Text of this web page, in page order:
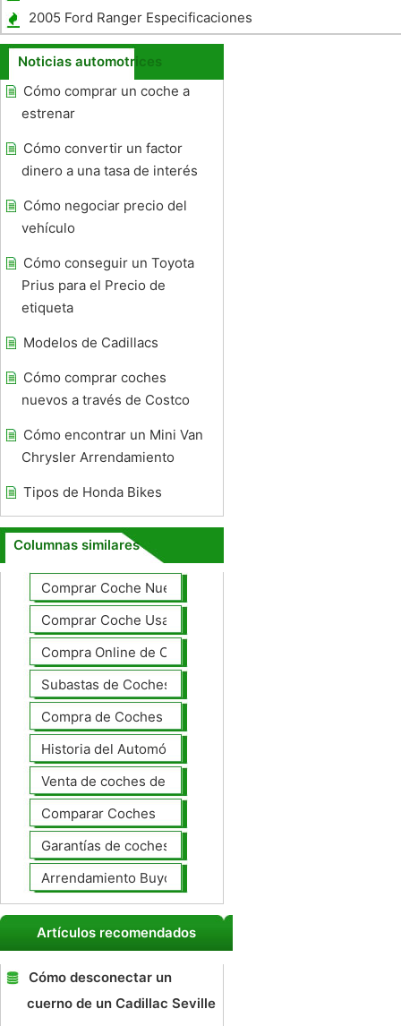
Used
2005 Ford Ranger Especificaciones
Noticias automotrices
Cómo comprar un coche a
estrenar
Cómo convertir un factor
dinero a una tasa de interés
Cómo negociar precio del
vehículo
Cómo conseguir un Toyota
Prius para el Precio de
etiqueta
Modelos de Cadillacs
Cómo comprar coches
nuevos a través de Costco
Cómo encontrar un Mini Van
Chrysler Arrendamiento
Tipos de Honda Bikes
Columnas similares
Comprar Coche Nuevo
Comprar Coche Usado
Compra Online de Coches
Subastas de Coches
Compra de Coches Basics
Historia del Automóvil
Venta de coches de lujo
Comparar Coches
Garantías de coches ampliado
Arrendamiento Buyout
Artículos recomendados
Cómo desconectar un
cuerno de un Cadillac Seville